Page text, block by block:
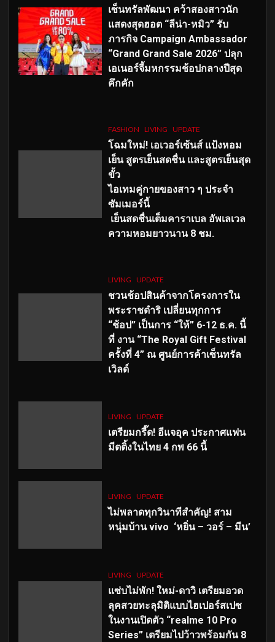
เซ็นทรัลพัฒนา คว้าสองสาวนัก
แสดงสุดฮอต “ลีน่า-หมิว” รับ
ภารกิจ Campaign Ambassador
“Grand Grand Sale 2026” ปลุก
เอเนอร์จี้มหกรรมช้อปกลางปีสุด
คึกคัก
FASHION LIVING UPDATE
โฉมใหม่! เอเวอร์เซ้นส์ แป้งหอม
เย็น สูตรเย็นสดชื่น และสูตรเย็นสุด
ขั้ว
ไอเทมคู่กายของสาว ๆ ประจำ
ซัมเมอร์นี้
เย็นสดชื่นเต็มคาราเบล อัพเลเวล
ความหอมยาวนาน 8 ชม.
LIVING UPDATE
ชวนช้อปสินค้าจากโครงการใน
พระราชดำริ เปลี่ยนทุกการ
“ช้อป” เป็นการ “ให้” 6-12 ธ.ค. นี้
ที่ งาน “The Royal Gift Festival
ครั้งที่ 4” ณ ศูนย์การค้าเซ็นทรัล
เวิลด์
LIVING UPDATE
เตรียมกรี๊ด! อีแจอุค ประกาศแฟน
มีตติ้งในไทย 4 กพ 66 นี้
LIVING UPDATE
ไม่พลาดทุกวินาทีสำคัญ! สาม
หนุ่มบ้าน vivo ‘หยิ่น – วอร์ – มีน’
LIVING UPDATE
แซ่บไม่พัก! ใหม่-ดาวิ เตรียมอวด
ลุคสวยทะลุมิติแบบไฮเปอร์สเปซ
ในงานเปิดตัว “realme 10 Pro
Series” เตรียมไปว้าวพร้อมกัน 8